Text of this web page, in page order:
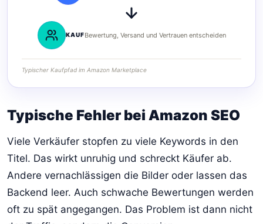
KAUFBewertung, Versand und Vertrauen entscheiden
Typischer Kaufpfad im Amazon Marketplace
Typische Fehler bei Amazon SEO
Viele Verkäufer stopfen zu viele Keywords in den
Titel. Das wirkt unruhig und schreckt Käufer ab.
Andere vernachlässigen die Bilder oder lassen das
Backend leer. Auch schwache Bewertungen werden
oft zu spät angegangen. Das Problem ist dann nicht